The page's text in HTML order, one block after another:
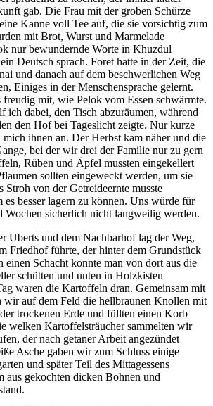
gab. Die Frau mit der groben Schürze
Kanne voll Tee auf, die sie vorsichtig zum
mit Brot, Wurst und Marmelade
nur bewundernde Worte in Khuzdul
Deutsch sprach. Foret hatte in der Zeit, die
und danach auf dem beschwerlichen Weg
Einiges in der Menschensprache gelernt.
mit, wie Pelok vom Essen schwärmte.
ich dabei, den Tisch abzuräumen, während
den Hof bei Tageslicht zeigte. Nur kurze
mich ihnen an. Der Herbst kam näher und die
bei der wir drei der Familie nur zu gern
Rüben und Äpfel mussten eingekellert
sollten eingeweckt werden, um sie
Stroh von der Getreideernte musste
es besser lagern zu können. Uns würde für
Wochen sicherlich nicht langweilig werden.
Uberts und dem Nachbarhof lag der Weg,
Friedhof führte, der hinter dem Grundstück
einen Schacht konnte man von dort aus die
schütten und unten in Holzkisten
waren die Kartoffeln dran. Gemeinsam mit
auf dem Feld die hellbraunen Knollen mit
trockenen Erde und füllten einen Korb
welken Kartoffelsträucher sammelten wir
der nach getaner Arbeit angezündet
Asche gaben wir zum Schluss einige
und später Teil des Mittagessens
aus gekochten dicken Bohnen und